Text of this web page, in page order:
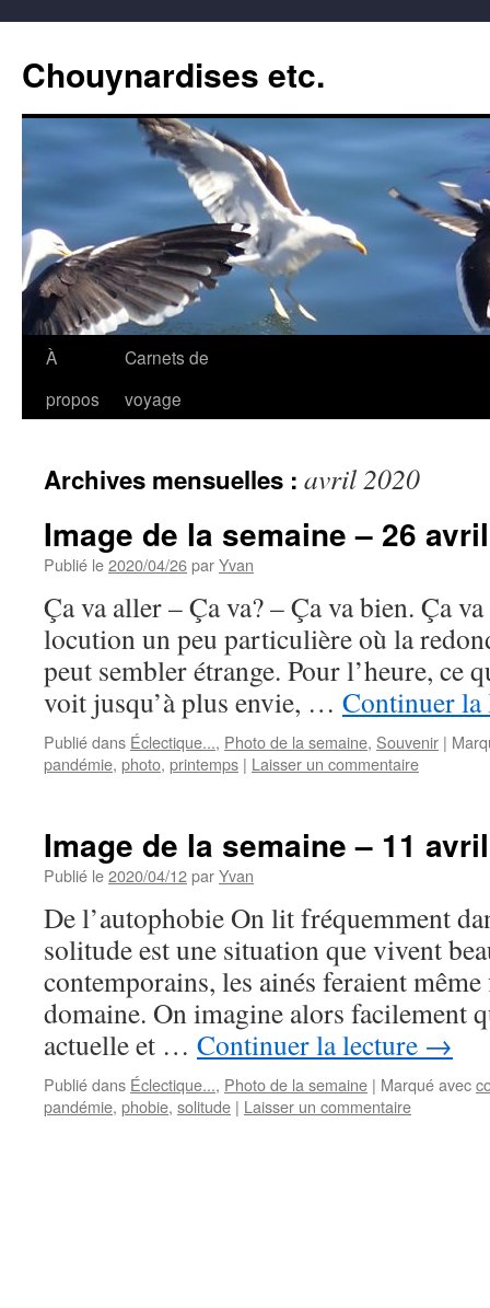
contenu
Chouynardises etc.
À
propos
Carnets de
voyage
Archives mensuelles : avril 2020
Image de la semaine – 26
Publié le2020/04/26parYvan
Ça va aller – Ça va? – Ça va bien. Ça
locution un peu particulière où la
peut sembler étrange. Pour l’heure, ce
voit jusqu’à plus envie, … Continuer
Publié dans Éclectique..., Photo de la semaine, Souvenir |
pandémie, photo, printemps | Laisser un commentaire
Image de la semaine – 11
Publié le2020/04/12parYvan
De l’autophobie On lit fréquemment
solitude est une situation que vivent
contemporains, les ainés feraient
domaine. On imagine alors facilement
actuelle et … Continuer la lecture →
Publié dans Éclectique..., Photo de la semaine | Marqué avec
pandémie, phobie, solitude | Laisser un commentaire